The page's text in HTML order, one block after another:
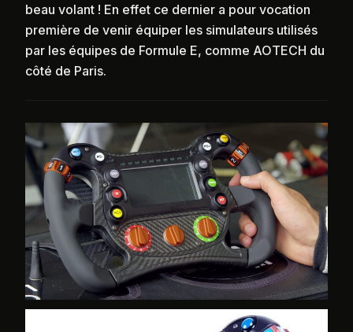
beau volant ! En effet ce dernier a pour vocation
première de venir équiper les simulateurs utilisés
par les équipes de Formule E, comme AOTECH du
côté de Paris.